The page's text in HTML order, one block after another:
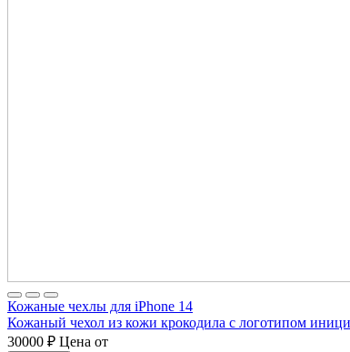
Кожаные чехлы для iPhone 14
Кожаный чехол из кожи крокодила с логотипом
30000 ₽ Цена от